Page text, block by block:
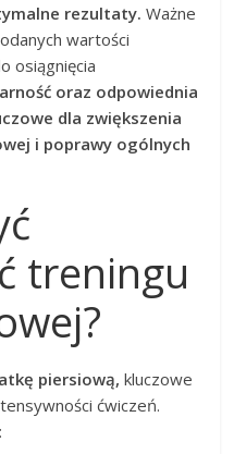
rezultaty. Ważne
wartości
osiągnięcia
oraz odpowiednia
dla zwiększenia
i poprawy ogólnych
treningu
piersiową, kluczowe
ćwiczeń.